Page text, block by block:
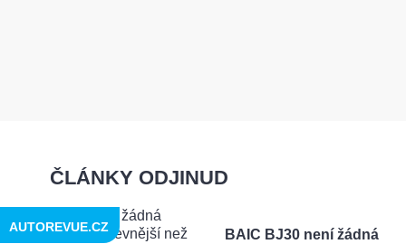
ČLÁNKY ODJINUD
BAIC BJ30 není žádná
AUTOREVUE.CZ